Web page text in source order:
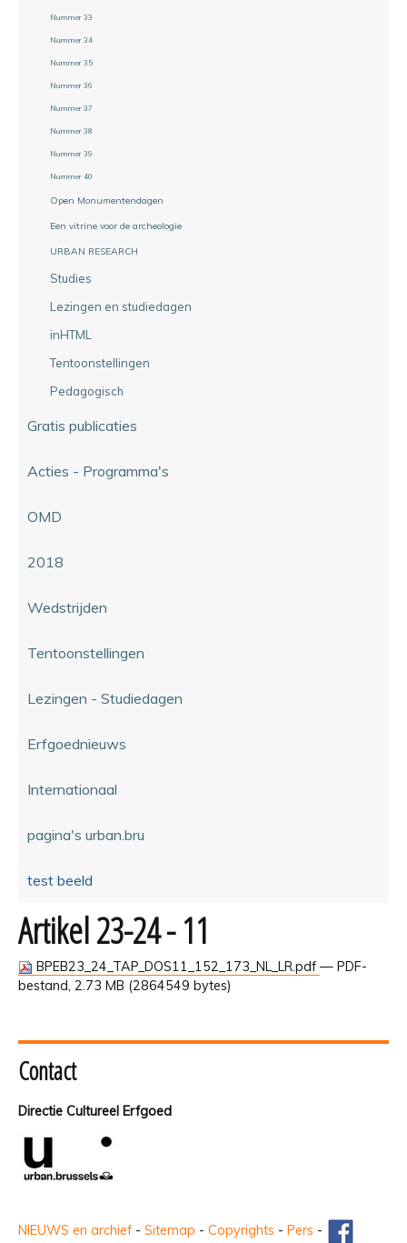
Nummer 33
Nummer 34
Nummer 35
Nummer 36
Nummer 37
Nummer 38
Nummer 39
Nummer 40
Open Monumentendagen
Een vitrine voor de archeologie
URBAN RESEARCH
Studies
Lezingen en studiedagen
inHTML
Tentoonstellingen
Pedagogisch
Gratis publicaties
Acties - Programma's
OMD
2018
Wedstrijden
Tentoonstellingen
Lezingen - Studiedagen
Erfgoednieuws
Internationaal
pagina's urban.bru
test beeld
Artikel 23-24 - 11
BPEB23_24_TAP_DOS11_152_173_NL_LR.pdf — PDF-
bestand, 2.73 MB (2864549 bytes)
Contact
Directie Cultureel Erfgoed
NIEUWS en archief - Sitemap - Copyrights - Pers -